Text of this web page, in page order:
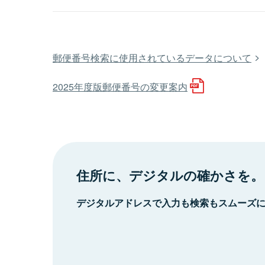
郵便番号検索に使用されているデータについて
2025年度版郵便番号の変更案内
住所に、デジタルの確かさを。
デジタルアドレスで入力も検索もスムーズ